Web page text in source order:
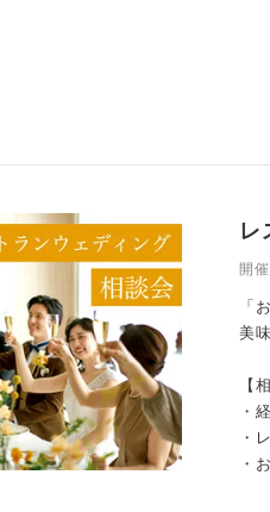
レ
開催
「
美
【
・
・
・